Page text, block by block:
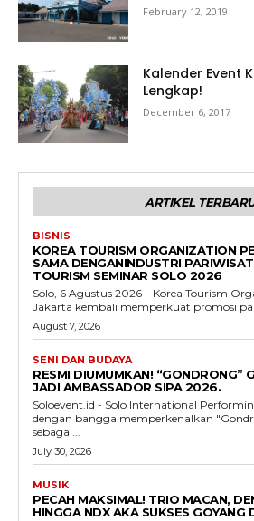
February 12, 2019
Kalender Event
Lengkap!
December 6, 2017
ARTIKEL
BISNIS
KOREA TOURISM ORGANIZATION
SAMA DENGANINDUSTRI
TOURISM SEMINAR SOLO 2026
Solo, 6 Agustus 2026 – Korea Tourism
Jakarta kembali memperkuat promosi
August 7, 2026
SENI DAN BUDAYA
RESMI DIUMUMKAN! “GONDRONG”
JADI AMBASSADOR SIPA 2026.
Soloevent.id - Solo International
dengan bangga memperkenalkan
sebagai...
July 30, 2026
MUSIK
PECAH MAKSIMAL! TRIO MACAN,
HINGGA NDX AKA SUKSES GOYANG